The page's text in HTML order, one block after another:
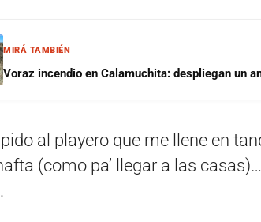
MIRÁ TAMBIÉN
Voraz incendio en Calamuchita: despliegan un
al playero que me llene en
(como pa’ llegar a las